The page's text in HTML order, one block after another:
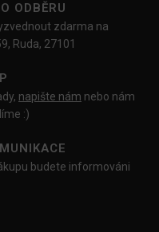
ODBĚRU
zdarma na
Ruda, 27101
napište nám nebo nám
:)
budete informováni